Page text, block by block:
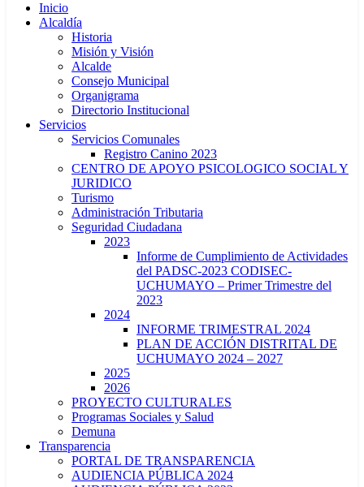
Inicio
Alcaldía
Historia
Misión y Visión
Alcalde
Consejo Municipal
Organigrama
Directorio Institucional
Servicios
Servicios Comunales
Registro Canino 2023
CENTRO DE APOYO PSICOLOGICO SOCIAL Y
JURIDICO
Turismo
Administración Tributaria
Seguridad Ciudadana
2023
Informe de Cumplimiento de Actividades
del PADSC-2023 CODISEC-
UCHUMAYO – Primer Trimestre del
2023
2024
INFORME TRIMESTRAL 2024
PLAN DE ACCIÓN DISTRITAL DE
UCHUMAYO 2024 – 2027
2025
2026
PROYECTO CULTURALES
Programas Sociales y Salud
Demuna
Transparencia
PORTAL DE TRANSPARENCIA
AUDIENCIA PÚBLICA 2024